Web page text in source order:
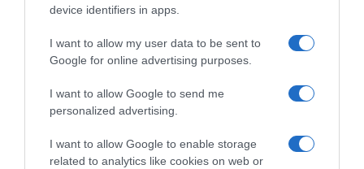
device identifiers in apps.
I want to allow my user data to be sent to
Google for online advertising purposes.
I want to allow Google to send me
personalized advertising.
I want to allow Google to enable storage
related to analytics like cookies on web or
VIDCASTS
ΠΑΥΛΟΣ ΜΑΡΙΝΑΚΗΣ: «ΔΕΝ ΗΘΕΛΑ ΝΑ ΑΦΗΣΩ ΣΤΟΝ